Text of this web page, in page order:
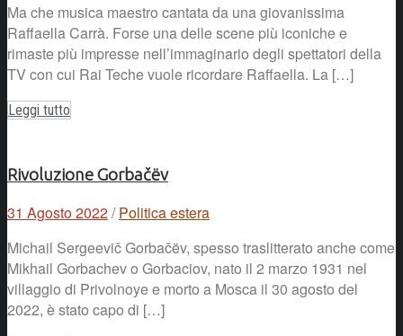
Ma che musica maestro cantata da una giovanissima
Raffaella Carrà. Forse una delle scene più iconiche e
rimaste più impresse nell’immaginario degli spettatori della
TV con cui Rai Teche vuole ricordare Raffaella. La […]
Leggi tutto
Rivoluzione Gorbačëv
31 Agosto 2022/ Politica estera
Michail Sergeevič Gorbačëv, spesso traslitterato anche come
Mikhail Gorbachev o Gorbaciov, nato il 2 marzo 1931 nel
villaggio di Privolnoye e morto a Mosca il 30 agosto del
2022, è stato capo di […]